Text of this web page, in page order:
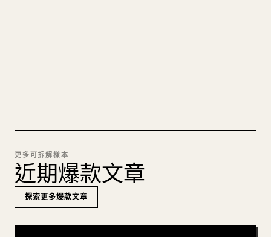
更多可拆解樣本
近期爆款文章
探索更多爆款文章